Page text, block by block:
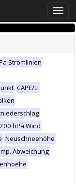
Toggle
Stromlinien
CAPE/LI
200 hPa Wind
Neuschneehöhe
Abweichung